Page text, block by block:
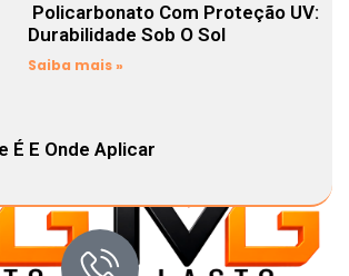
Policarbonato Com Proteção UV:
Durabilidade Sob O Sol
Saiba mais »
É E Onde Aplicar